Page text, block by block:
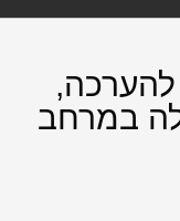
להערכה,
במרחב